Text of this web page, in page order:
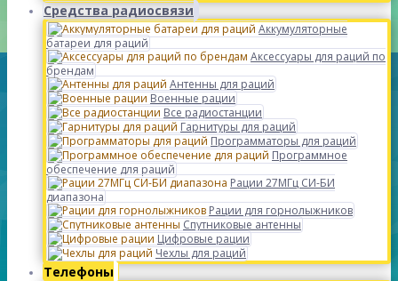
Средства радиосвязи
Аккумуляторные
батареи для раций
Аксессуары для раций по
брендам
Антенны для раций
Военные рации
Все радиостанции
Гарнитуры для раций
Программаторы для раций
Программное
обеспечение для раций
Рации 27МГц СИ-БИ
диапазона
Рации для горнолыжников
Спутниковые антенны
Цифровые рации
Чехлы для раций
Телефоны